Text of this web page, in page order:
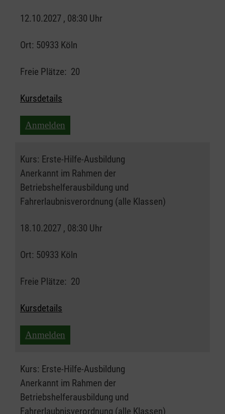
12.10.2027 , 08:30 Uhr
Ort: 50933 Köln
Freie Plätze: 20
Kursdetails
Anmelden
Kurs: Erste-Hilfe-Ausbildung
Anerkannt im Rahmen der
Betriebshelferausbildung und
Fahrerlaubnisverordnung (alle Klassen)
18.10.2027 , 08:30 Uhr
Ort: 50933 Köln
Freie Plätze: 20
Kursdetails
Anmelden
Kurs: Erste-Hilfe-Ausbildung
Anerkannt im Rahmen der
Betriebshelferausbildung und
Fahrerlaubnisverordnung (alle Klassen)